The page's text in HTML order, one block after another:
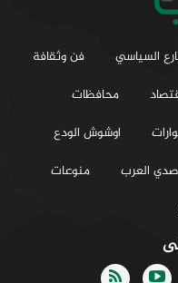
السياسي
فن وثقافة
محافظات
اوشوش الودع
العرب
منوعات